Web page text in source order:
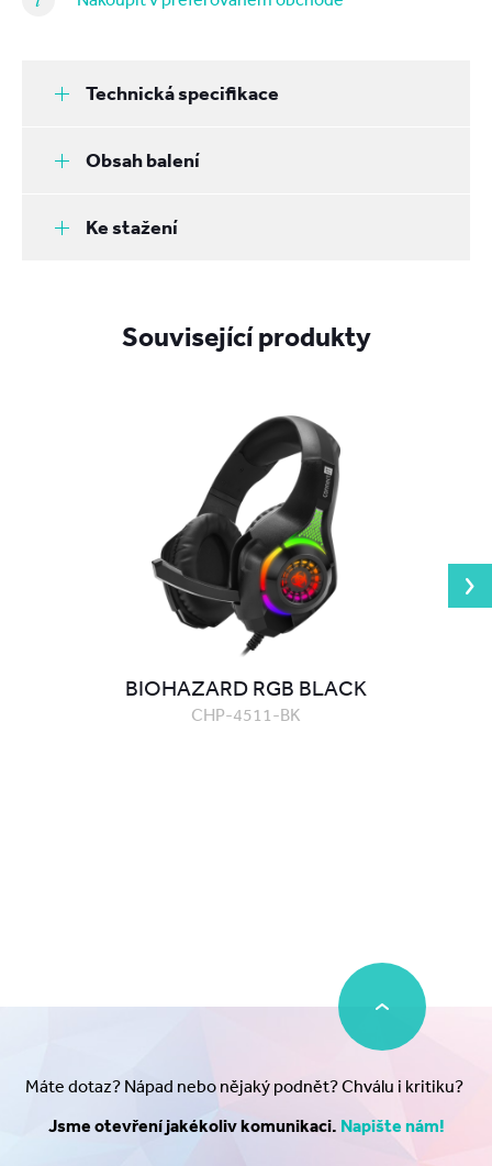
Technická specifikace
Obsah balení
Ke stažení
Související produkty
BIOHAZARD RGB BLACK
CHP-4511-BK
Máte dotaz? Nápad nebo nějaký podnět? Chválu i kritiku?
Jsme otevření jakékoliv komunikaci. Napište nám!